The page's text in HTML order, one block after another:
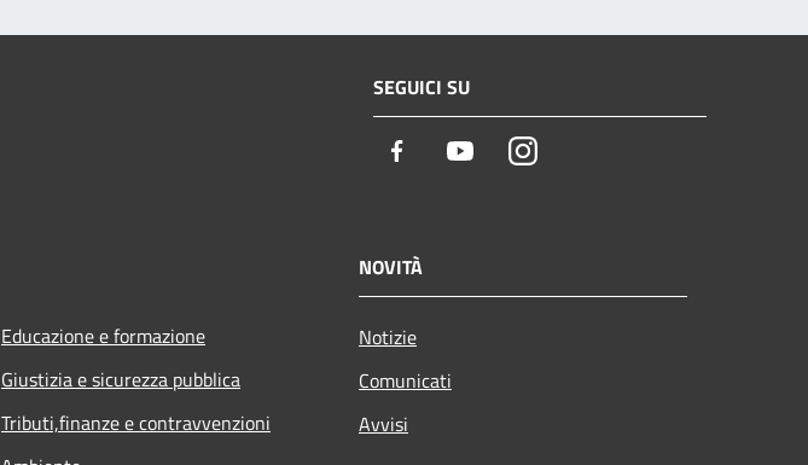
SEGUICI SU
Facebook YoutubeInstagram
Educazione e formazione
Giustizia e sicurezza pubblica
Tributi,finanze e contravvenzioni
NOVITÀ
Notizie
Comunicati
Avvisi